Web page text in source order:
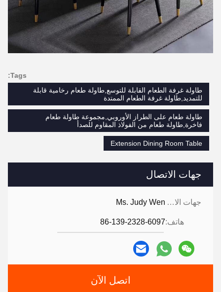
جهات الاتصال
جهات الاتصال: Ms. Judy Wen
هاتف:86-139-2328-6097
اتصل الآن
Tags:
طاولة غرفة الطعام القابلة للتوسع,طاولة طعام رخامية قابلة
للتمديد,طاولة غرفة الطعام الممتدة
طاولة طعام على الطراز الأوروبي,مجموعة طاولة طعام
فاخرة,طاولة طعام من الفولاذ المقاوم للصدأ
Extension Dining Room Table